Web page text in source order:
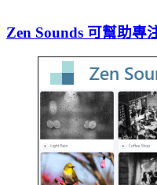
Zen Sounds 可幫助專